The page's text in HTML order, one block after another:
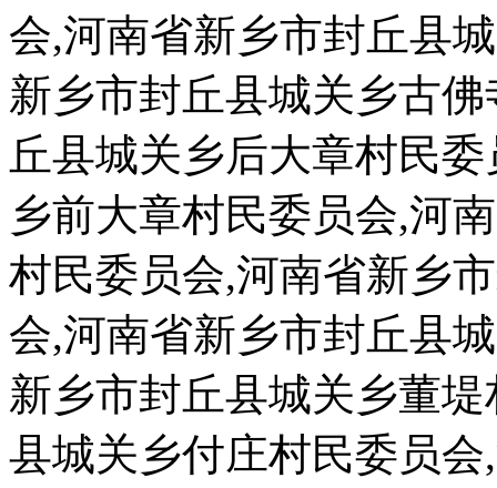
会,河南省新乡市封丘县
新乡市封丘县城关乡古
丘县城关乡后大章村民
乡前大章村民委员会,河
村民委员会,河南省新乡
会,河南省新乡市封丘县
新乡市封丘县城关乡董
县城关乡付庄村民委员